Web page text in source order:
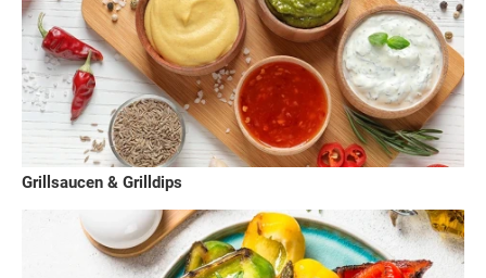
Grillsaucen & Grilldips